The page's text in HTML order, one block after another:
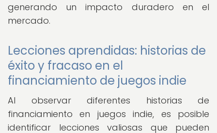
generando un impacto duradero en el
mercado.
Lecciones aprendidas: historias de
éxito y fracaso en el
financiamiento de juegos indie
Al observar diferentes historias de
financiamiento en juegos indie, es posible
identificar lecciones valiosas que pueden